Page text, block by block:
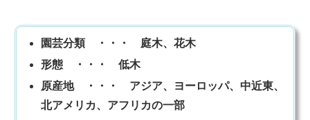
園芸分類 ・・・ 庭木、花木
形態 ・・・ 低木
原産地 ・・・ アジア、ヨーロッパ、中近東、
北アメリカ、アフリカの一部